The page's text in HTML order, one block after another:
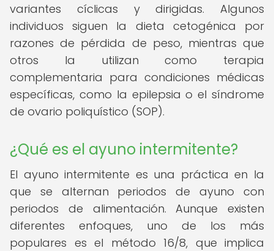
variantes cíclicas y dirigidas. Algunos
individuos siguen la dieta cetogénica por
razones de pérdida de peso, mientras que
otros la utilizan como terapia
complementaria para condiciones médicas
específicas, como la epilepsia o el síndrome
de ovario poliquístico (SOP).
¿Qué es el ayuno intermitente?
El ayuno intermitente es una práctica en la
que se alternan periodos de ayuno con
periodos de alimentación. Aunque existen
diferentes enfoques, uno de los más
populares es el método 16/8, que implica